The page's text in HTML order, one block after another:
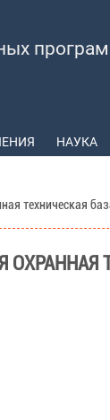
НАУКА
техническая
ОХРАННАЯ